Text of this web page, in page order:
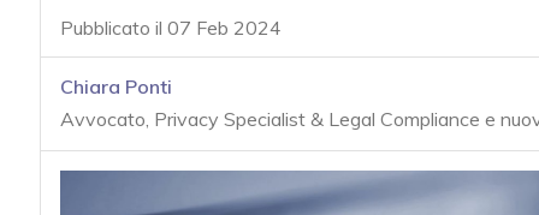
Pubblicato il 07 Feb 2024
Chiara Ponti
Avvocato, Privacy Specialist & Legal Compliance e